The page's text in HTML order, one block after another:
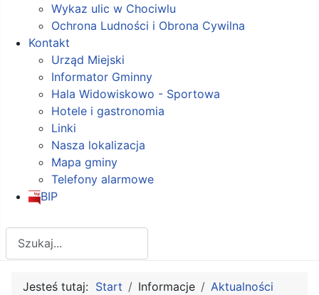
Wykaz ulic w Chociwlu
Ochrona Ludności i Obrona Cywilna
Kontakt
Urząd Miejski
Informator Gminny
Hala Widowiskowo - Sportowa
Hotele i gastronomia
Linki
Nasza lokalizacja
Mapa gminy
Telefony alarmowe
BIP
Jesteś tutaj: Start Informacje
Aktualności